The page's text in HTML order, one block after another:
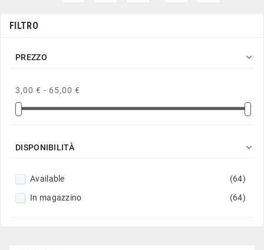
FILTRO
PREZZO 
3,00 € - 65,00 €
DISPONIBILITÀ 
Available
(64)
In magazzino
(64)